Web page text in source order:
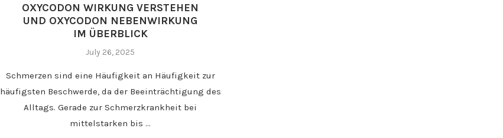
OXYCODON WIRKUNG VERSTEHEN
UND OXYCODON NEBENWIRKUNG
IM ÜBERBLICK
July 26, 2025
Schmerzen sind eine Häufigkeit an Häufigkeit zur
häufigsten Beschwerde, da der Beeinträchtigung des
Alltags. Gerade zur Schmerzkrankheit bei
mittelstarken bis …